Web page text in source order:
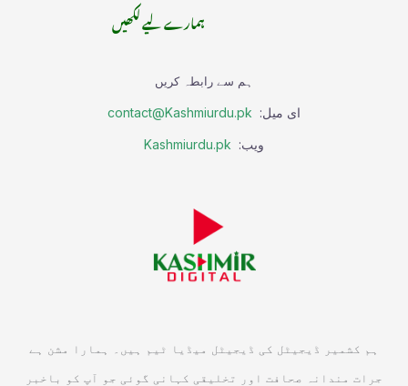
ہمارے لیے لکھیں
ہم سے رابطہ کریں
ای میل: contact@Kashmiurdu.pk
ویب: Kashmiurdu.pk
ہم کشمیر ڈیجیٹل کی ڈیجیٹل میڈیا ٹیم ہیں۔ ہمارا مشن ہے
جرات مندانہ صحافت اور تخلیقی کہانی گوئی جو آپ کو باخبر